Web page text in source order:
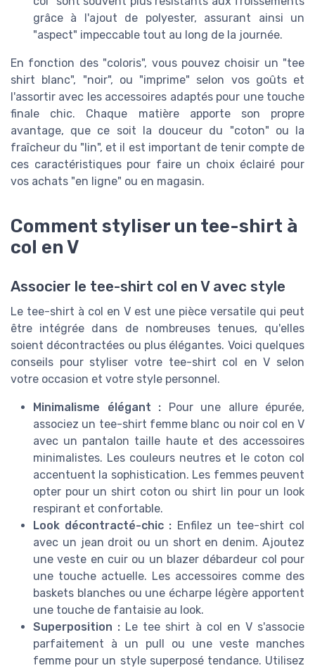
grâce à l'ajout de polyester, assurant ainsi un
"aspect" impeccable tout au long de la journée.
En fonction des "coloris", vous pouvez choisir un "tee
shirt blanc", "noir", ou "imprime" selon vos goûts et
l'assortir avec les accessoires adaptés pour une touche
finale chic. Chaque matière apporte son propre
avantage, que ce soit la douceur du "coton" ou la
fraîcheur du "lin", et il est important de tenir compte de
ces caractéristiques pour faire un choix éclairé pour
vos achats "en ligne" ou en magasin.
Comment styliser un tee-shirt à
col en V
Associer le tee-shirt col en V avec style
Le tee-shirt à col en V est une pièce versatile qui peut
être intégrée dans de nombreuses tenues, qu'elles
soient décontractées ou plus élégantes. Voici quelques
conseils pour styliser votre tee-shirt col en V selon
votre occasion et votre style personnel.
Minimalisme élégant : Pour une allure épurée,
associez un tee-shirt femme blanc ou noir col en V
avec un pantalon taille haute et des accessoires
minimalistes. Les couleurs neutres et le coton col
accentuent la sophistication. Les femmes peuvent
opter pour un shirt coton ou shirt lin pour un look
respirant et confortable.
Look décontracté-chic : Enfilez un tee-shirt col
avec un jean droit ou un short en denim. Ajoutez
une veste en cuir ou un blazer débardeur col pour
une touche actuelle. Les accessoires comme des
baskets blanches ou une écharpe légère apportent
une touche de fantaisie au look.
Superposition : Le tee shirt à col en V s'associe
parfaitement à un pull ou une veste manches
femme pour un style superposé tendance. Utilisez